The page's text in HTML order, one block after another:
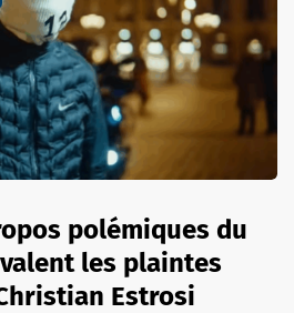
polémiques du
les plaintes
Estrosi